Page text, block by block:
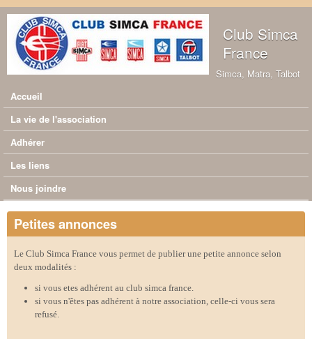
Aller au contenu principal
Club Simca
France
Simca, Matra, Talbot
Menu principal
Accueil
La vie de l'association
Adhérer
Les liens
Nous joindre
Petites annonces
Le Club Simca France vous permet de publier une petite annonce selon
deux modalités :
si vous etes adhérent au club simca france.
si vous n'êtes pas adhérent à notre association, celle-ci vous sera
refusé.